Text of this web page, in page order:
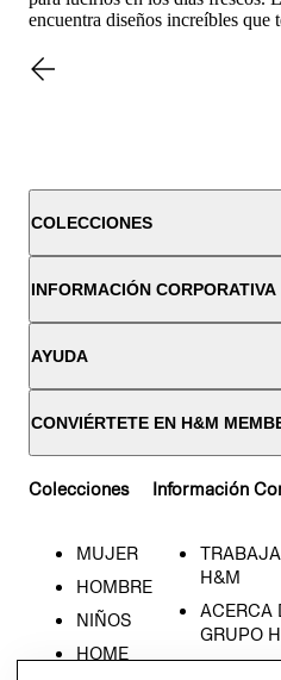
encuentra diseños increíbles que
COLECCIONES
INFORMACIÓN CORPORATIVA
AYUDA
CONVIÉRTETE EN H&M
Colecciones
MUJER
HOMBRE
NIÑOS
HOME
Información
H&M
ACERCA
GRUPO